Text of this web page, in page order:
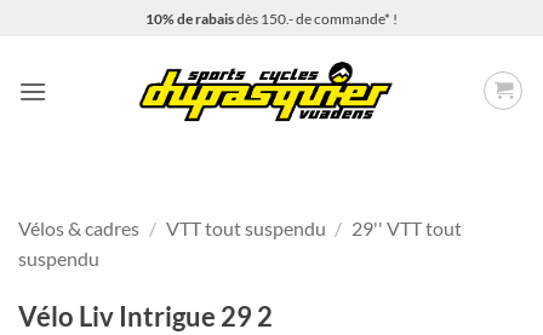
10% de rabaisdès 150.- de commande* !
Vélos & cadres / VTT tout suspendu / 29'' VTT tout
suspendu
Vélo Liv Intrigue 29 2